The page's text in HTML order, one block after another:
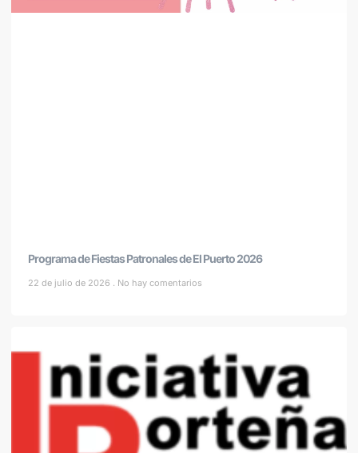
Programa de Fiestas Patronales de El Puerto 2026
22 de julio de 2026 No hay comentarios